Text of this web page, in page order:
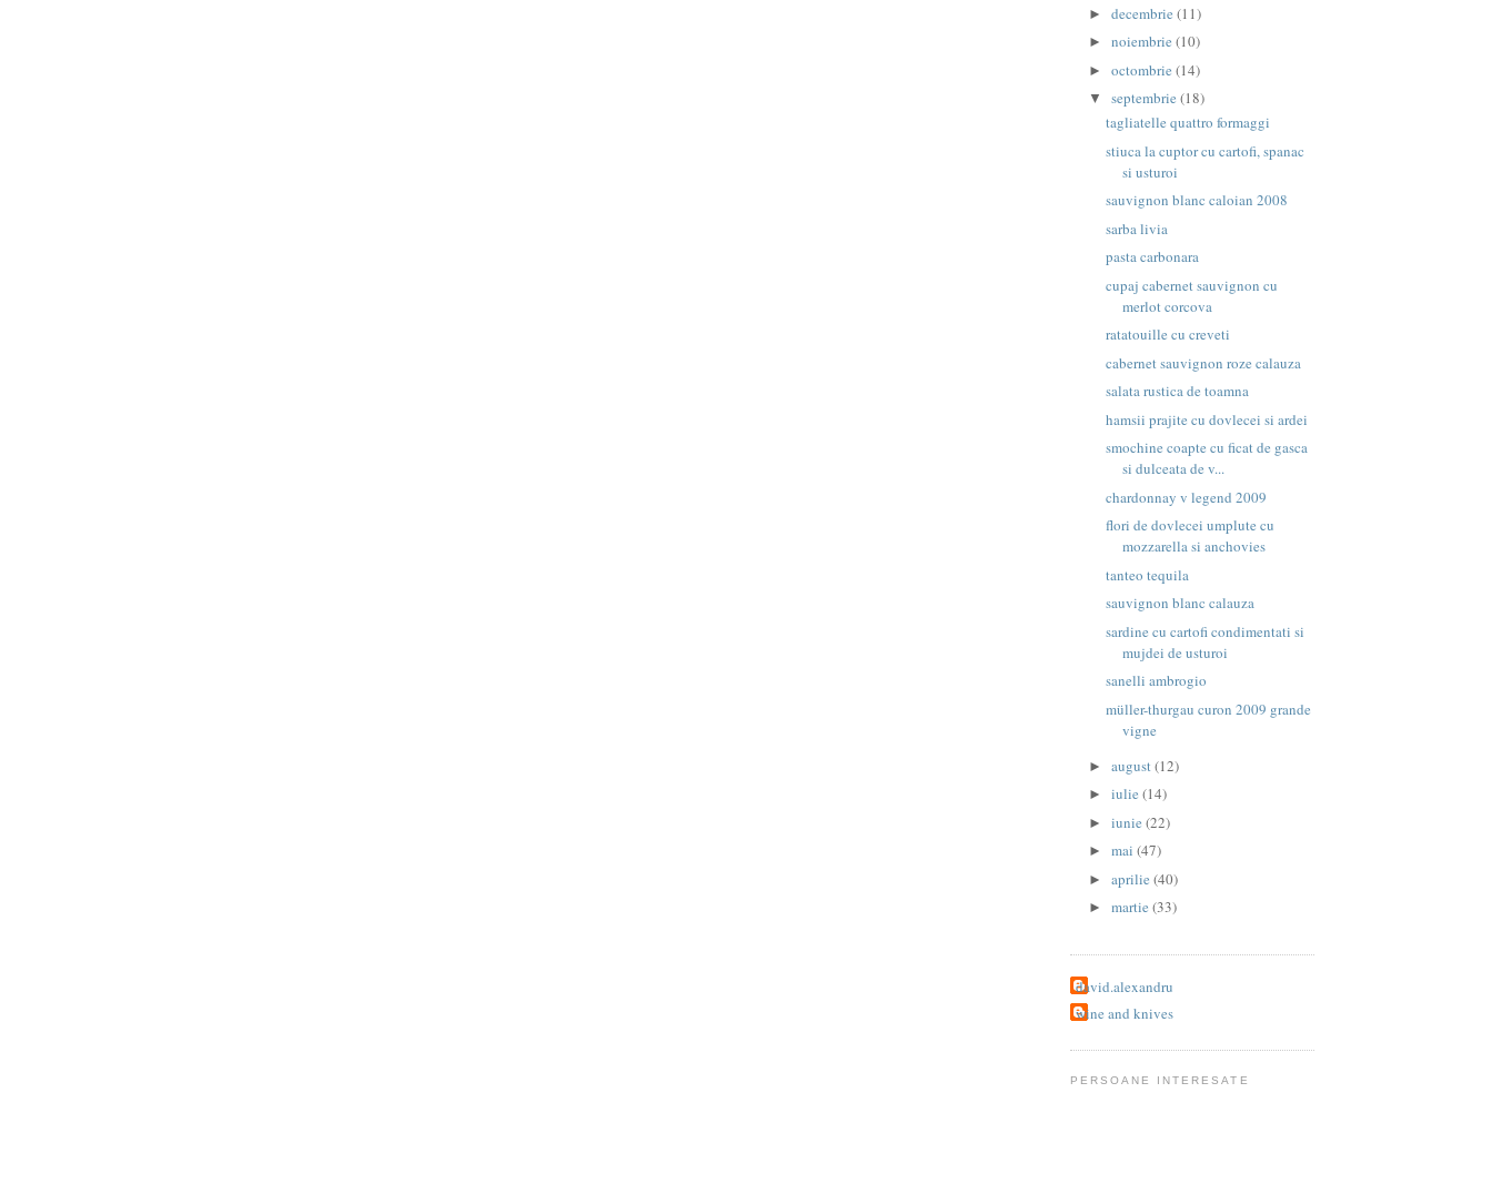
► decembrie (11)
► noiembrie (10)
► octombrie (14)
▼ septembrie (18)
tagliatelle quattro formaggi
stiuca la cuptor cu cartofi, spanac
si usturoi
sauvignon blanc caloian 2008
sarba livia
pasta carbonara
cupaj cabernet sauvignon cu
merlot corcova
ratatouille cu creveti
cabernet sauvignon roze calauza
salata rustica de toamna
hamsii prajite cu dovlecei si ardei
smochine coapte cu ficat de gasca
si dulceata de v...
chardonnay v legend 2009
flori de dovlecei umplute cu
mozzarella si anchovies
tanteo tequila
sauvignon blanc calauza
sardine cu cartofi condimentati si
mujdei de usturoi
sanelli ambrogio
müller-thurgau curon 2009 grande
vigne
► august(12)
► iulie (14)
► iunie (22)
► mai (47)
► aprilie (40)
► martie (33)
david.alexandru
wine and knives
PERSOANE INTERESATE